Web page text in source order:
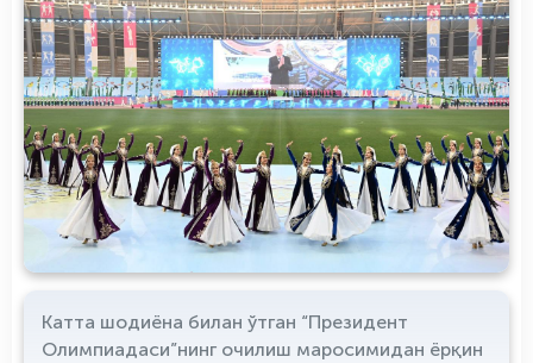
Катта шодиёна билан ўтган “Президент
Олимпиадаси”нинг очилиш маросимидан ёрқин